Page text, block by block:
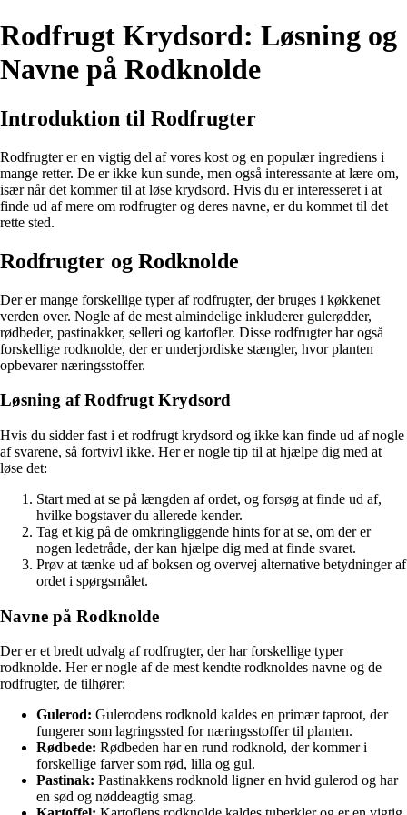
Rodfrugt Krydsord: Løsning og
Navne på Rodknolde
Introduktion til Rodfrugter
Rodfrugter er en vigtig del af vores kost og en populær ingrediens i
mange retter. De er ikke kun sunde, men også interessante at lære om,
især når det kommer til at løse krydsord. Hvis du er interesseret i at
finde ud af mere om rodfrugter og deres navne, er du kommet til det
rette sted.
Rodfrugter og Rodknolde
Der er mange forskellige typer af rodfrugter, der bruges i køkkenet
verden over. Nogle af de mest almindelige inkluderer gulerødder,
rødbeder, pastinakker, selleri og kartofler. Disse rodfrugter har også
forskellige rodknolde, der er underjordiske stængler, hvor planten
opbevarer næringsstoffer.
Løsning af Rodfrugt Krydsord
Hvis du sidder fast i et rodfrugt krydsord og ikke kan finde ud af nogle
af svarene, så fortvivl ikke. Her er nogle tip til at hjælpe dig med at
løse det:
Start med at se på længden af ordet, og forsøg at finde ud af,
hvilke bogstaver du allerede kender.
Tag et kig på de omkringliggende hints for at se, om der er
nogen ledetråde, der kan hjælpe dig med at finde svaret.
Prøv at tænke ud af boksen og overvej alternative betydninger af
ordet i spørgsmålet.
Navne på Rodknolde
Der er et bredt udvalg af rodfrugter, der har forskellige typer
rodknolde. Her er nogle af de mest kendte rodknoldes navne og de
rodfrugter, de tilhører:
Gulerod: Gulerodens rodknold kaldes en primær taproot, der
fungerer som lagringssted for næringsstoffer til planten.
Rødbede: Rødbeden har en rund rodknold, der kommer i
forskellige farver som rød, lilla og gul.
Pastinak: Pastinakkens rodknold ligner en hvid gulerod og har
en sød og nøddeagtig smag.